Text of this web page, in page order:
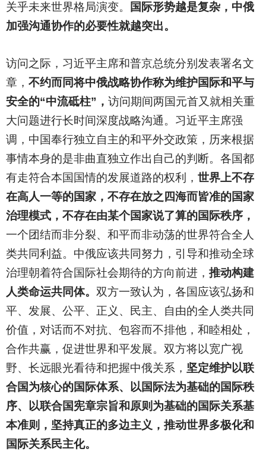
关乎未来世界格局演变。
国际形势越是复杂，中俄
加强沟通协作的必要性就越突出。
访问之际，习近平主席和普京总统分别发表署名文
章， 不约而同将中俄战略协作称为维护国际和平与
安全的“中流砥柱”， 访问期间两国元首又就相关重
大问题进行长时间深度战略沟通。习近平主席强
调，中国奉行独立自主的和平外交政策，历来根据
事情本身的是非曲直独立作出自己的判断。各国都
有走符合本国国情的发展道路的权利， 世界上不存
在高人一等的国家，不存在放之四海而皆准的国家
治理模式，不存在由某个国家说了算的国际秩序，
一个团结而非分裂、和平而非动荡的世界符合全人
类共同利益。中俄应该共同努力，引导和推动全球
治理朝着符合国际社会期待的方向前进， 推动构建
人类命运共同体。 双方一致认为，各国应该弘扬和
平、发展、公平、正义、民主、自由的全人类共同
价值，对话而不对抗、包容而不排他，和睦相处，
合作共赢，促进世界和平发展。双方将以宽广视
野、长远眼光看待和把握中俄关系， 坚定维护以联
合国为核心的国际体系、以国际法为基础的国际秩
序、以联合国宪章宗旨和原则为基础的国际关系基
本准则，坚持真正的多边主义，推动世界多极化和
国际关系民主化。